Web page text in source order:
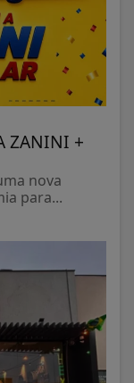
ZANINI +
nova
para...